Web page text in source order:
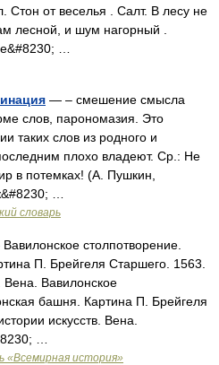
Стон от веселья . Салт. В лесу не
лесной, и шум нагорный .
…
— – смешение смысла
слов, парономазия. Это
таких слов из родного и
плохо владеют. Ср.: Не
в потемках! (А. Пушкин,
…
словарь
столпотворение.
П. Брейгеля Старшего. 1563.
Вена. Вавилонское
башня. Картина П. Брейгеля
искусств. Вена.
…
«Всемирная история»